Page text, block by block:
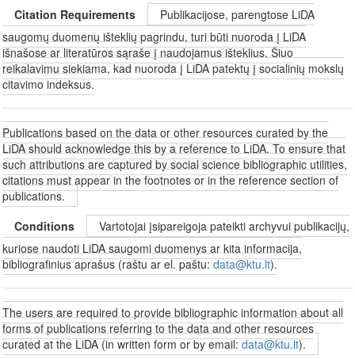
Citation Requirements
Publikacijose, parengtose LiDA
saugomų duomenų išteklių pagrindu, turi būti nuoroda į LiDA
išnašose ar literatūros sąraše į naudojamus išteklius. Šiuo
reikalavimu siekiama, kad nuoroda į LiDA patektų į socialinių mokslų
citavimo indeksus.
Publications based on the data or other resources curated by the
LiDA should acknowledge this by a reference to LiDA. To ensure that
such attributions are captured by social science bibliographic utilities,
citations must appear in the footnotes or in the reference section of
publications.
Conditions
Vartotojai įsipareigoja pateikti archyvui publikacijų,
kuriose naudoti LiDA saugomi duomenys ar kita informacija,
bibliografinius aprašus (raštu ar el. paštu:data@ktu.lt).
The users are required to provide bibliographic information about all
forms of publications referring to the data and other resources
curated at the LiDA (in written form or by email:data@ktu.lt).